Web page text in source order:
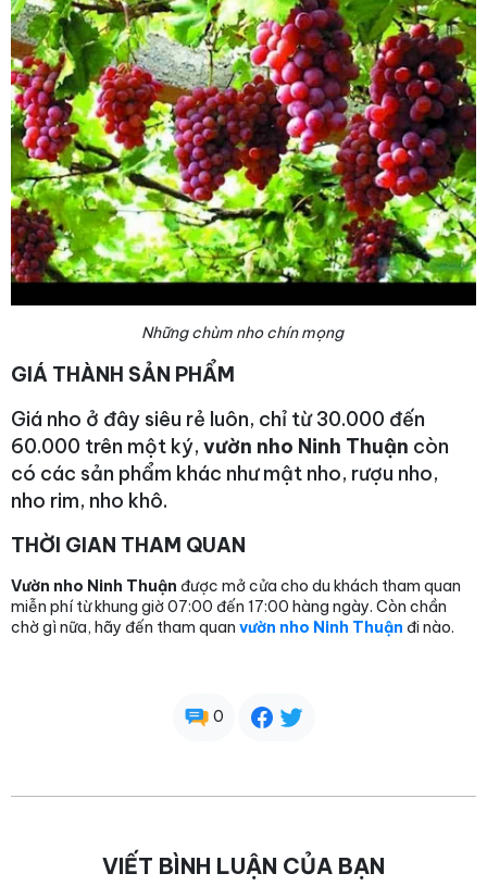
Những chùm nho chín mọng
GIÁ THÀNH SẢN PHẨM
Giá nho ở đây siêu rẻ luôn, chỉ từ 30.000 đến
60.000 trên một ký, vườn nho Ninh Thuận còn
có các sản phẩm khác như mật nho, rượu nho,
nho rim, nho khô.
THỜI GIAN THAM QUAN
Vườn nho Ninh Thuận được mở cửa cho du khách tham quan
miễn phí từ khung giờ 07:00 đến 17:00 hàng ngày. Còn chần
chờ gì nữa, hãy đến tham quan vườn nho Ninh Thuận đi nào.
0
VIẾT BÌNH LUẬN CỦA BẠN